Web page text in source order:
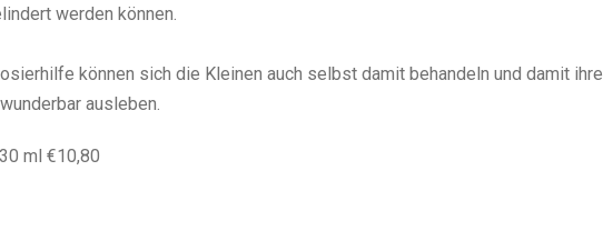
werden können.
können sich die Kleinen auch selbst damit behandeln und damit ihre
ausleben.
ml €10,80